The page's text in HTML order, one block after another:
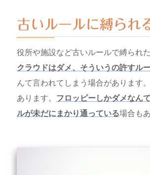
古いルールに縛られ
役所や施設など古いルールで縛られ
クラウドはダメ、そういうの許すル
んて言われてしまう場合があります
あります。 フロッピーしかダメなん
ルが未だにまかり通っている場合も